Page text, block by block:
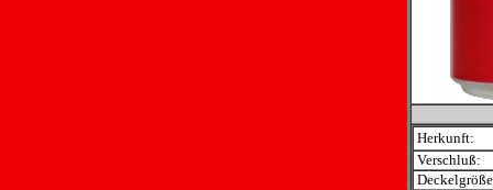
Herkunft:
Verschluß: